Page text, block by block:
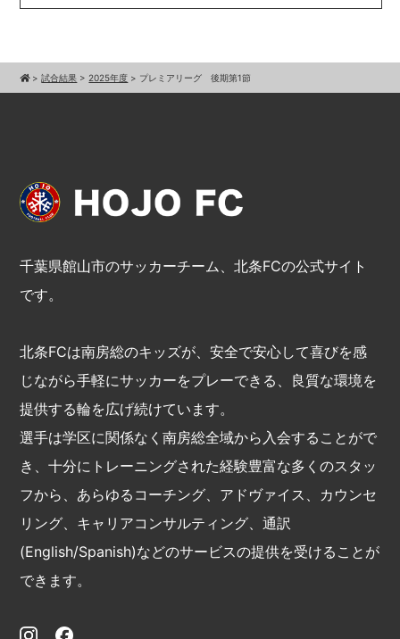
>試合結果 > 2025年度 > プレミアリーグ 後期第1節
千葉県館山市のサッカーチーム、北条FCの公式サイト
です。
北条FCは南房総のキッズが、安全で安心して喜びを感
じながら手軽にサッカーをプレーできる、良質な環境を
提供する輪を広げ続けています。
選手は学区に関係なく南房総全域から入会することがで
き、十分にトレーニングされた経験豊富な多くのスタッ
フから、あらゆるコーチング、アドヴァイス、カウンセ
リング、キャリアコンサルティング、通訳
(English/Spanish)などのサービスの提供を受けることが
できます。